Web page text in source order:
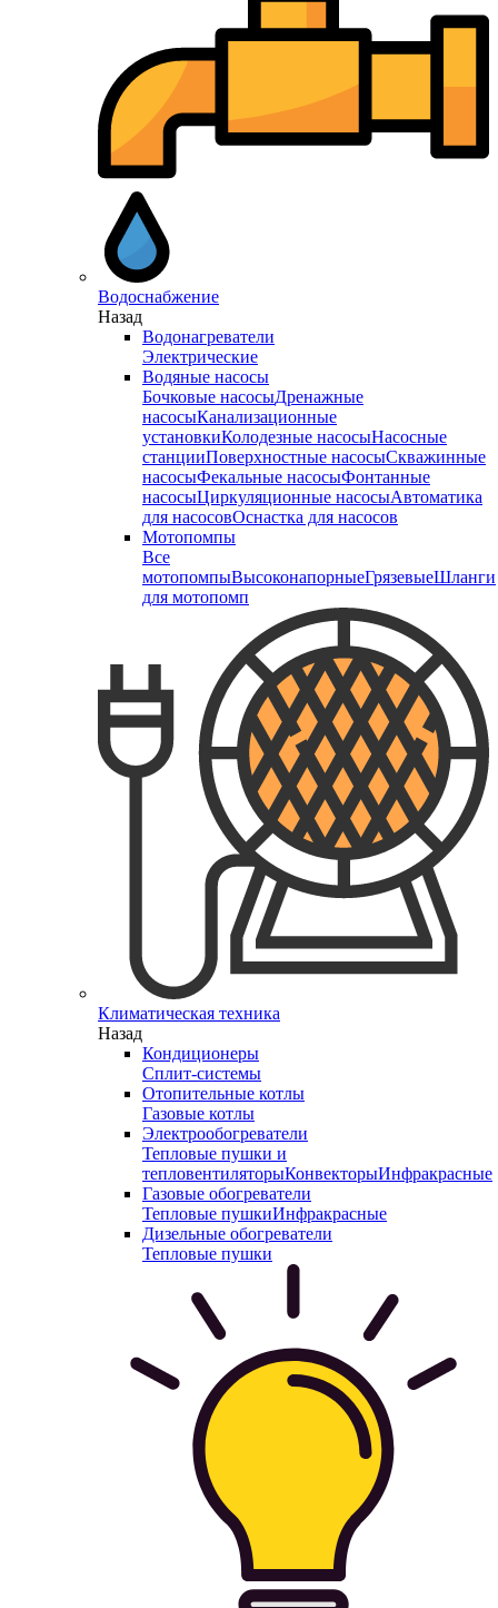
Водоснабжение
Назад
Водонагреватели
Электрические
Водяные насосы
Бочковые насосыДренажные
насосыКанализационные
установкиКолодезные насосыНасосные
станцииПоверхностные насосыСкважинные
насосыФекальные насосыФонтанные
насосыЦиркуляционные насосыАвтоматика
для насосовОснастка для насосов
Мотопомпы
Все
мотопомпыВысоконапорныеГрязевыеШланги
для мотопомп
Климатическая техника
Назад
Кондиционеры
Сплит-системы
Отопительные котлы
Газовые котлы
Электрообогреватели
Тепловые пушки и
тепловентиляторыКонвекторыИнфракрасные
Газовые обогреватели
Тепловые пушкиИнфракрасные
Дизельные обогреватели
Тепловые пушки